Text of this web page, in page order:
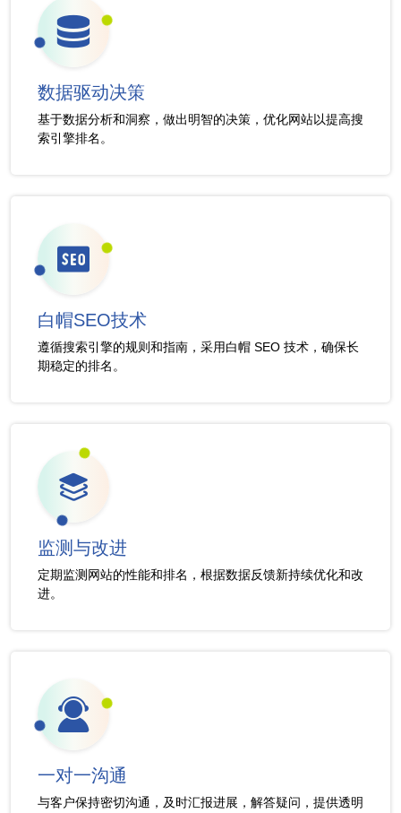
数据驱动决策
基于数据分析和洞察，做出明智的决策，优化网站以提高搜
索引擎排名。
白帽SEO技术
遵循搜索引擎的规则和指南，采用白帽 SEO 技术，确保长
期稳定的排名。
监测与改进
定期监测网站的性能和排名，根据数据反馈新持续优化和改
进。
一对一沟通
与客户保持密切沟通，及时汇报进展，解答疑问，提供透明